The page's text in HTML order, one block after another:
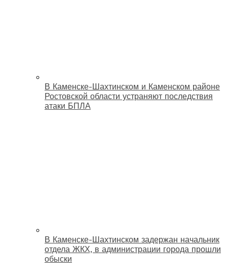
В Каменске-Шахтинском и Каменском районе
Ростовской области устраняют последствия
атаки БПЛА
В Каменске-Шахтинском задержан начальник
отдела ЖКХ, в администрации города прошли
обыски